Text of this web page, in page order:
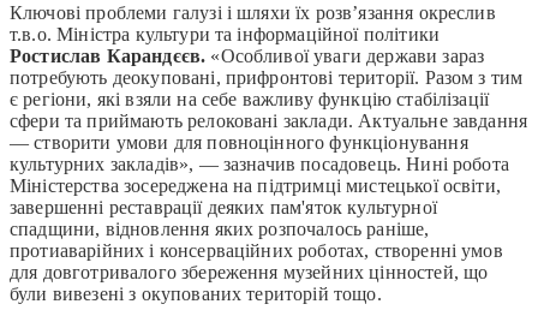
Ключові проблеми галузі і шляхи їх розв’язання окреслив
т.в.о. Міністра культури та інформаційної політики
Ростислав Карандєєв. «Особливої уваги держави зараз
потребують деокуповані, прифронтові території. Разом з тим
є регіони, які взяли на себе важливу функцію стабілізації
сфери та приймають релоковані заклади. Актуальне завдання
— створити умови для повноцінного функціонування
культурних закладів», — зазначив посадовець. Нині робота
Міністерства зосереджена на підтримці мистецької освіти,
завершенні реставрації деяких пам'яток культурної
спадщини, відновлення яких розпочалось раніше,
протиаварійних і консерваційних роботах, створенні умов
для довготривалого збереження музейних цінностей, що
були вивезені з окупованих територій тощо.